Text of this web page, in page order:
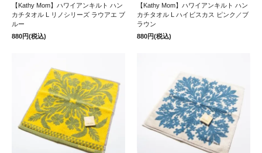
【Kathy Mom】ハワイアンキルト ハン
カチタオル L リノシリーズ ラウアエ ブ
ルー
880円(税込)
【Kathy Mom】ハワイアンキルト ハン
カチタオル L ハイビスカス ピンク／ブ
ラウン
880円(税込)